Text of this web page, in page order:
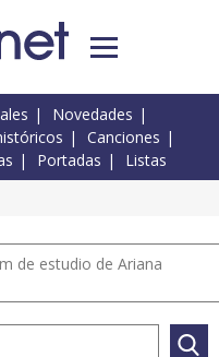
Novedades
Canciones
Portadas Listas
de estudio de Ariana